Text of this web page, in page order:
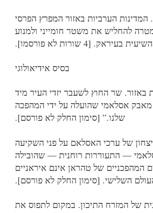
הערביות באזור המפרץ הפרסי
להחליש את משטר חומייני ולמנוע
בעיראק. [4 שורות לא פורסמו].
בסיס אידיאולוגי
באזור. שר החוץ לשעבר יזדי העיר מיד
אסלאמי שהועלה על ידי המהפכה
שלנו.” [סימון החלק לא פורסם].
של ערכי האסלאם על פני השקיעה
— התעוררות רוחנית — שהובילה
המהפכניים של טהראן אינם איראניים
השלישי. [סימון החלק לא פורסם].
של המזרח התיכון. במקום לתפוס את